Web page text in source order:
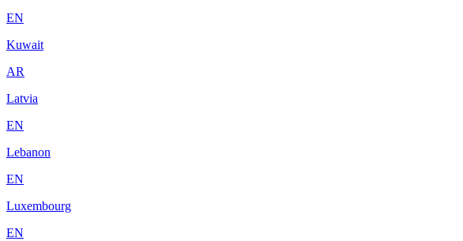
EN
Kuwait
AR
Latvia
EN
Lebanon
EN
Luxembourg
EN